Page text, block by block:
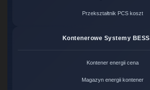
Przekształtnik PCS koszt
Kontenerowe Systemy BESS
Kontener energii cena
Magazyn energii kontener